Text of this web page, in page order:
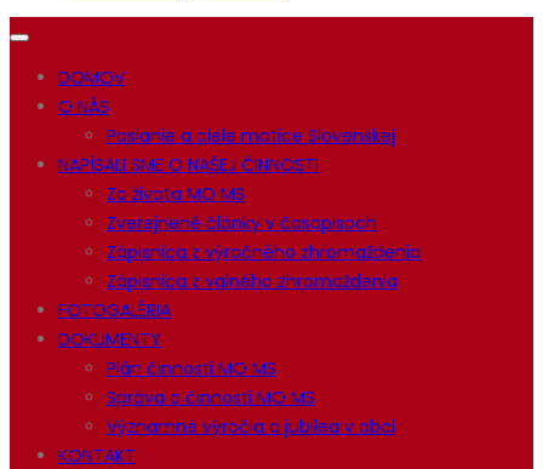
DOMOV
O NÁS
Poslanie a ciele matice Slovenskej
NAPÍSALI SME O NAŠEJ ČINNOSTI
Zo života MO MS
Zverejnené články v časopisoch
Zápisnica z výročného zhromaždenia
Zápisnica z valného zhromaždenia
FOTOGALÉRIA
DOKUMENTY
Plán činnosti MO MS
Správa o činnosti MO MS
Významné výročia a jubilea v obci
KONTAKT